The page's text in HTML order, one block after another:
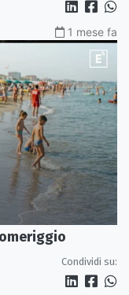
1 mese fa
Condividi su: